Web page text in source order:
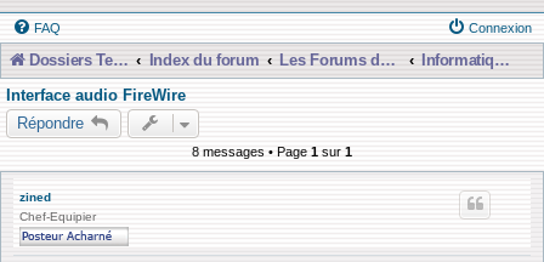
FAQ Connexion
Dossiers Techniques Index du forum Les Forums de Discussions
Informatique, Consoles Numériques et MAO
Interface audio FireWire
Répondre
8 messages • Page 1 sur 1
zined
Chef-Equipier